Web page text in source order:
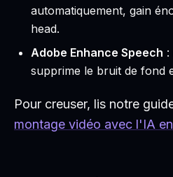
automatiquement, gain
head.
Adobe Enhance Speech :
supprime le bruit de fond
Pour creuser, lis notre
montage vidéo avec l'IA